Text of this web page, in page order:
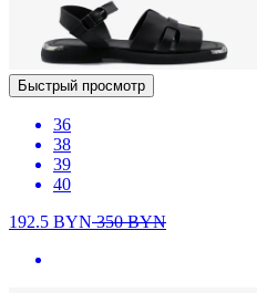
Быстрый просмотр
36
38
39
40
192.5 BYN350BYN